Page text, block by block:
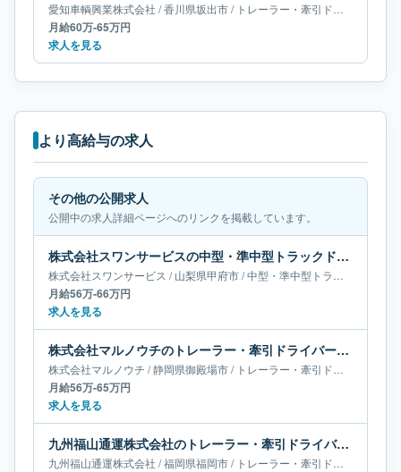
愛知車輌興業株式会社 /香川県坂出市/ トレーラー・牽引ドライバー
月給60万-65万円
求人を見る
より高給与の求人
その他の公開求人
公開中の求人詳細ページへのリンクを掲載しています。
株式会社スワンサービスの中型・準中型トラックドライバー求人｜山梨県甲府市｜月給56万-66万円
株式会社スワンサービス /山梨県甲府市/中型・準中型トラックドライバー
月給56万-66万円
求人を見る
株式会社マルノウチのトレーラー・牽引ドライバー求人｜静岡県御殿場市｜月給56万-65万円
株式会社マルノウチ /静岡県御殿場市/ トレーラー・牽引ドライバー
月給56万-65万円
求人を見る
九州福山通運株式会社のトレーラー・牽引ドライバー求人｜福岡県福岡市｜月給67万-67万円
九州福山通運株式会社 /福岡県福岡市/ トレーラー・牽引ドライバー